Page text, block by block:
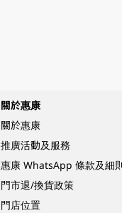
關於惠康
關於惠康
推廣活動及服務
惠康 WhatsApp 條款及細
門市退/換貨政策
門店位置